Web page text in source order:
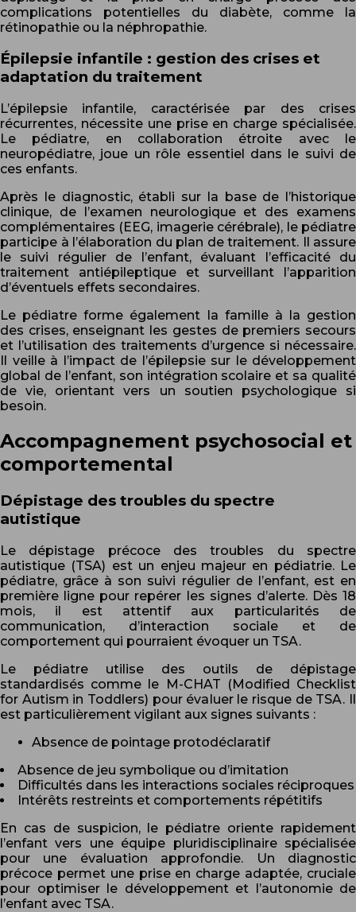
complications potentielles du diabète, comme la
rétinopathie ou la néphropathie.
Épilepsie infantile : gestion des crises et
adaptation du traitement
L’épilepsie infantile, caractérisée par des crises
récurrentes, nécessite une prise en charge spécialisée.
Le pédiatre, en collaboration étroite avec le
neuropédiatre, joue un rôle essentiel dans le suivi de
ces enfants.
Après le diagnostic, établi sur la base de l’historique
clinique, de l’examen neurologique et des examens
complémentaires (EEG, imagerie cérébrale), le pédiatre
participe à l’élaboration du plan de traitement. Il assure
le suivi régulier de l’enfant, évaluant l’efficacité du
traitement antiépileptique et surveillant l’apparition
d’éventuels effets secondaires.
Le pédiatre forme également la famille à la gestion
des crises, enseignant les gestes de premiers secours
et l’utilisation des traitements d’urgence si nécessaire.
Il veille à l’impact de l’épilepsie sur le développement
global de l’enfant, son intégration scolaire et sa qualité
de vie, orientant vers un soutien psychologique si
besoin.
Accompagnement psychosocial et
comportemental
Dépistage des troubles du spectre
autistique
Le dépistage précoce des troubles du spectre
autistique (TSA) est un enjeu majeur en pédiatrie. Le
pédiatre, grâce à son suivi régulier de l’enfant, est en
première ligne pour repérer les signes d’alerte. Dès 18
mois, il est attentif aux particularités de
communication, d’interaction sociale et de
comportement qui pourraient évoquer un TSA.
Le pédiatre utilise des outils de dépistage
standardisés comme le M-CHAT (Modified Checklist
for Autism in Toddlers) pour évaluer le risque de TSA. Il
est particulièrement vigilant aux signes suivants :
Absence de pointage protodéclaratif
Absence de jeu symbolique ou d’imitation
Difficultés dans les interactions sociales réciproques
Intérêts restreints et comportements répétitifs
En cas de suspicion, le pédiatre oriente rapidement
l’enfant vers une équipe pluridisciplinaire spécialisée
pour une évaluation approfondie. Un diagnostic
précoce permet une prise en charge adaptée, cruciale
pour optimiser le développement et l’autonomie de
l’enfant avec TSA.